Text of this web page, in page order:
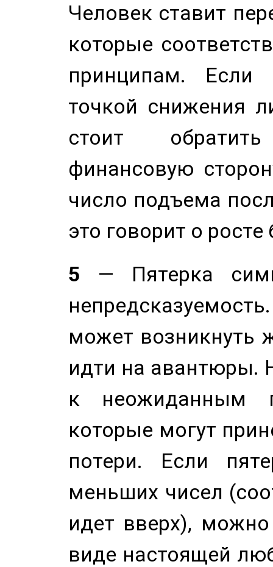
Человек ставит
которые
принципам. Если
точкой снижения
стоит
финансовую
число подъема
это говорит о
5 — Пятерка
может возникнуть
идти на авантюры.
к неожиданным
которые могут
потери. Если
меньших чисел
идет вверх),
виде настоящей